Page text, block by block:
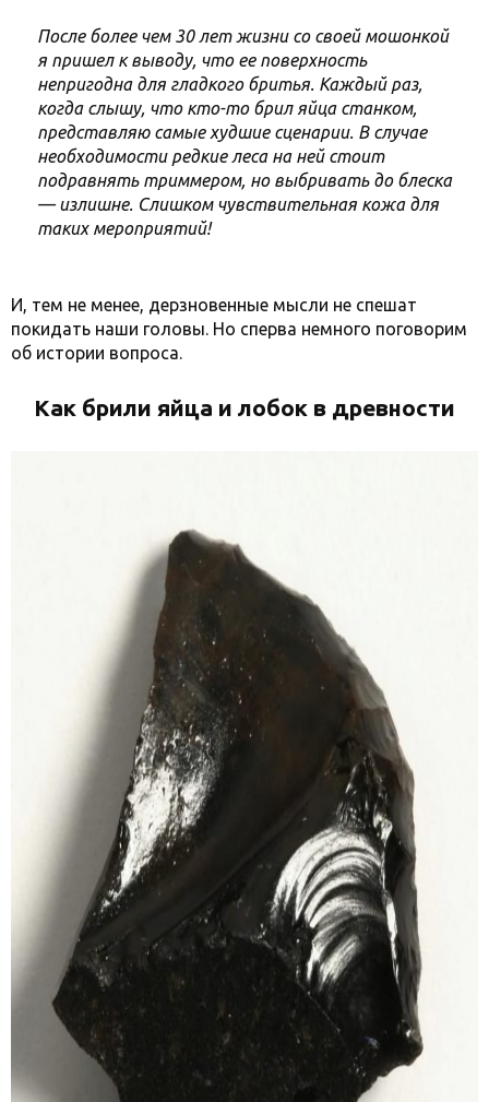
После более чем 30 лет жизни со своей мошонкой
я пришел к выводу, что ее поверхность
непригодна для гладкого бритья. Каждый раз,
когда слышу, что кто-то брил яйца станком,
представляю самые худшие сценарии. В случае
необходимости редкие леса на ней стоит
подравнять триммером, но выбривать до блеска
— излишне. Слишком чувствительная кожа для
таких мероприятий!
И, тем не менее, дерзновенные мысли не спешат
покидать наши головы. Но сперва немного поговорим
об истории вопроса.
Как брили яйца и лобок в древности